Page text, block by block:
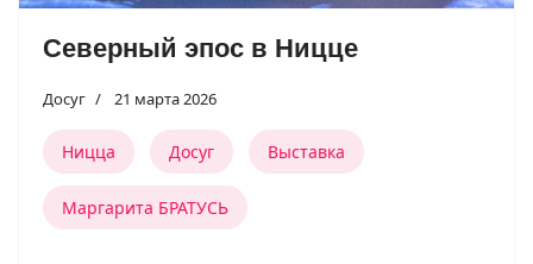
Северный эпос в Ницце
Досуг 21 марта 2026
Ницца Досуг Выставка
Маргарита БРАТУСЬ